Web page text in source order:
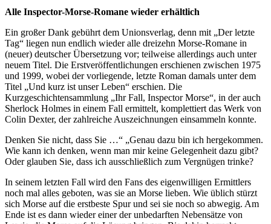
Alle Inspector-Morse-Romane wieder erhältlich
Ein großer Dank gebührt dem Unionsverlag, denn mit „Der letzte
Tag“ liegen nun endlich wieder alle dreizehn Morse-Romane in
(neuer) deutscher Übersetzung vor; teilweise allerdings auch unter
neuem Titel. Die Erstveröffentlichungen erschienen zwischen 1975
und 1999, wobei der vorliegende, letzte Roman damals unter dem
Titel „Und kurz ist unser Leben“ erschien. Die
Kurzgeschichtensammlung „Ihr Fall, Inspector Morse“, in der auch
Sherlock Holmes in einem Fall ermittelt, komplettiert das Werk von
Colin Dexter, der zahlreiche Auszeichnungen einsammeln konnte.
Denken Sie nicht, dass Sie …“ „Genau dazu bin ich hergekommen.
Wie kann ich denken, wenn man mir keine Gelegenheit dazu gibt?
Oder glauben Sie, dass ich ausschließlich zum Vergnügen trinke?
In seinem letzten Fall wird den Fans des eigenwilligen Ermittlers
noch mal alles geboten, was sie an Morse lieben. Wie üblich stürzt
sich Morse auf die erstbeste Spur und sei sie noch so abwegig. Am
Ende ist es dann wieder einer der unbedarften Nebensätze von